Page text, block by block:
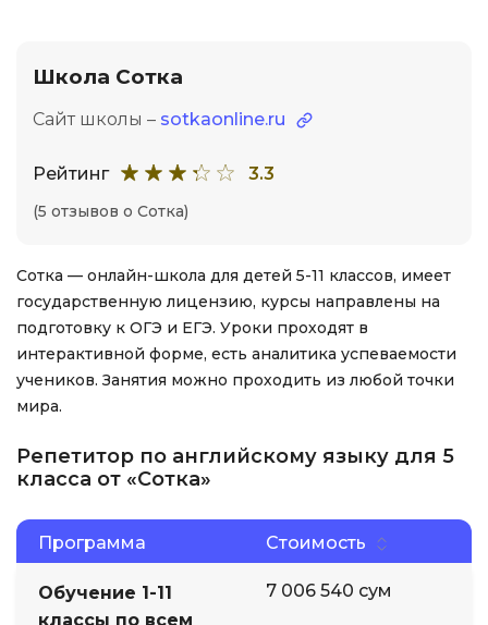
Школа Сотка
Сайт школы – sotkaonline.ru
Рейтинг 3.3
(5 отзывов о Сотка)
Сотка — онлайн-школа для детей 5-11 классов, имеет
государственную лицензию, курсы направлены на
подготовку к ОГЭ и ЕГЭ. Уроки проходят в
интерактивной форме, есть аналитика успеваемости
учеников. Занятия можно проходить из любой точки
мира.
Репетитор по английскому языку для 5
класса от «Сотка»
Программа Стоимость
Обучение 1-11
классы по всем
7 006 540 сум